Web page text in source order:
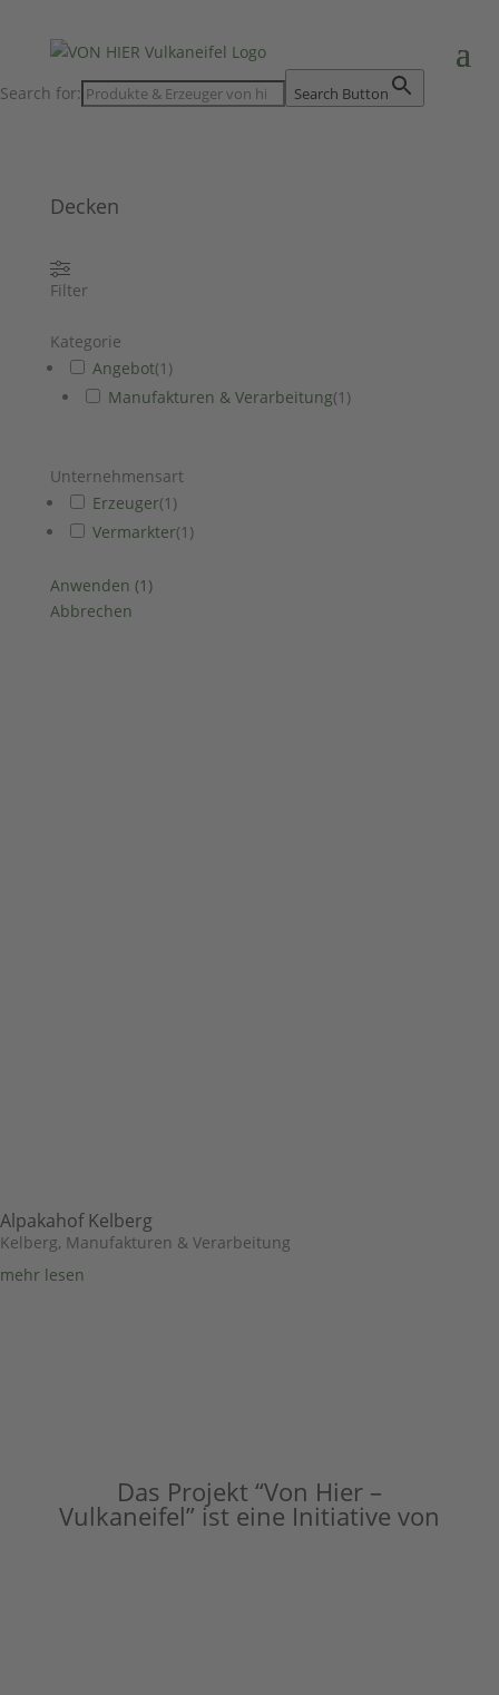
Search for: Search Button
Decken
Filter
Kategorie
Angebot(1 )
Manufakturen & Verarbeitung(1 )
Unternehmensart
Erzeuger(1 )
Vermarkter(1 )
Anwenden (1 )
Abbrechen
Alpakahof Kelberg
Kelberg, Manufakturen & Verarbeitung
mehr lesen
Das Projekt “Von Hier –
Vulkaneifel” ist eine Initiative von